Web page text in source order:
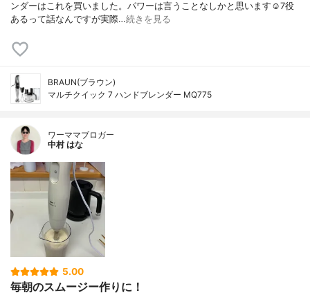
ンダーはこれを買いました。パワーは言うことなしかと思います☺️7役
あるって話なんですが実際…続きを見る
BRAUN(ブラウン)
マルチクイック 7 ハンドブレンダー MQ775
ワーママブロガー
中村 はな
5.00
毎朝のスムージー作りに！